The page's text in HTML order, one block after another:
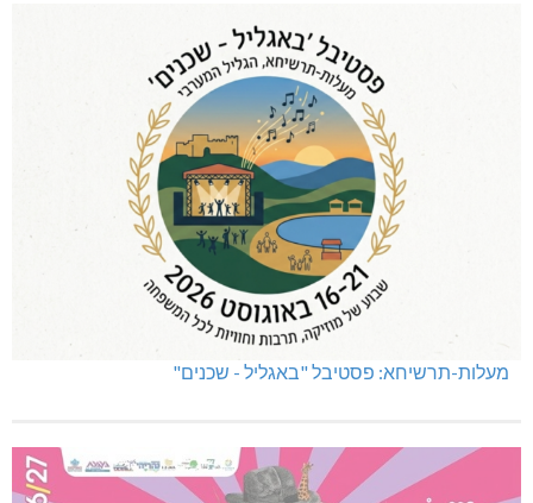
מעלות-תרשיחא: פסטיבל "באגליל - שכנים"